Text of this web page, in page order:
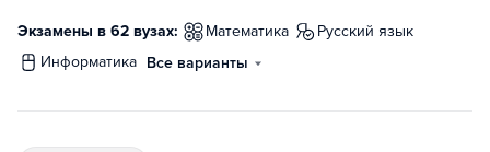
Экзамены в 62 вузах: математика
русский язык
информатика Все варианты